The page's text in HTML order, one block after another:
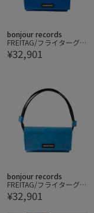
bonjour records
FREITAG/フライターグ L
AURA SHOULDER BAG S
MALL
¥32,901
bonjour records
FREITAG/フライターグ L
AURA SHOULDER BAG S
MALL
¥32,901